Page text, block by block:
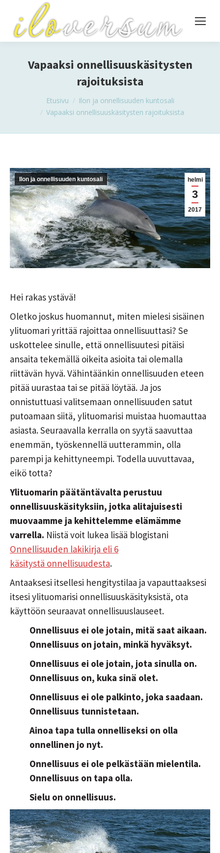
Vapaaksi onnellisuuskäsitysten
rajoituksista
You are here:
Etusivu
Ilon ja onnellisuuden kuntosali
Vapaaksi onnellisuuskäsitysten rajoituksista
helmi
3
2017
Ilon ja onnellisuuden kuntosali
Hei rakas ystävä!
Oletko joskus huomannut, miten mielesi sisäinen
ylituomari yrittää rajoittaa onnellisuuttasi? Se
uskottelee sinulle, että onnellisuutesi pitäisi
ansaita tekemällä oikeita asioita tai olemalla
riittävän hyvä. Vähintäänkin onnellisuuden eteen
pitää uurastaa tai se pitää löytää. Ja jos
onnistuttuasi valitsemaan onnellisuuden satut
putoamaan siitä, ylituomarisi muistaa huomauttaa
asiasta. Seuraavalla kerralla on syytä saavuttaa
enemmän, työskennellä uutterammin, olla
parempi ja kehittyneempi. Todella uuvuttavaa,
eikö totta?
Ylituomarin päätäntävalta perustuu
onnellisuuskäsityksiin, jotka alitajuisesti
muovaamme ja kehittelemme elämämme
varrella. Niistä voit lukea lisää blogistani
Onnellisuuden lakikirja eli 6
käsitystä onnellisuudesta.
Antaaksesi itsellesi hengitystilaa ja vapauttaaksesi
itsesi ylituomarisi onnellisuuskäsityksistä, ota
käyttöön seuraavat onnellisuuslauseet.
Onnellisuus ei ole jotain, mitä saat aikaan.
Onnellisuus on jotain, minkä hyväksyt.
Onnellisuus ei ole jotain, jota sinulla on.
Onnellisuus on, kuka sinä olet.
Onnellisuus ei ole palkinto, joka saadaan.
Onnellisuus tunnistetaan.
Ainoa tapa tulla onnelliseksi on olla
onnellinen jo nyt.
Onnellisuus ei ole pelkästään mielentila.
Onnellisuus on tapa olla.
Sielu on onnellisuus.